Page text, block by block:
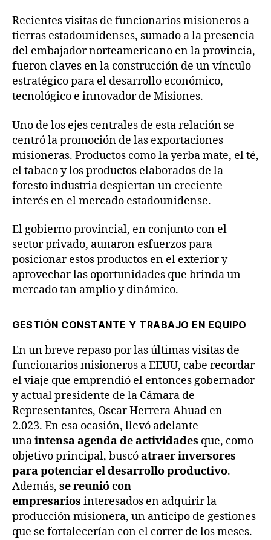
Recientes visitas de funcionarios misioneros a
tierras estadounidenses, sumado a la presencia
del embajador norteamericano en la provincia,
fueron claves en la construcción de un vínculo
estratégico para el desarrollo económico,
tecnológico e innovador de Misiones.
Uno de los ejes centrales de esta relación se
centró la promoción de las exportaciones
misioneras. Productos como la yerba mate, el té,
el tabaco y los productos elaborados de la
foresto industria despiertan un creciente
interés en el mercado estadounidense.
El gobierno provincial, en conjunto con el
sector privado, aunaron esfuerzos para
posicionar estos productos en el exterior y
aprovechar las oportunidades que brinda un
mercado tan amplio y dinámico.
GESTIÓN CONSTANTE Y TRABAJO EN EQUIPO
En un breve repaso por las últimas visitas de
funcionarios misioneros a EEUU, cabe recordar
el viaje que emprendió el entonces gobernador
y actual presidente de la Cámara de
Representantes, Oscar Herrera Ahuad en
2.023. En esa ocasión, llevó adelante
unaintensa agenda de actividades que, como
objetivo principal, buscóatraer inversores
para potenciar el desarrollo productivo.
Además, se reunió con
empresarios interesados en adquirir la
producción misionera, un anticipo de gestiones
que se fortalecerían con el correr de los meses.